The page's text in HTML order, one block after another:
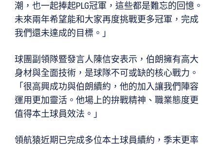
潮，也一起捧起PLG冠軍，這些都是難忘的回憶。
未來兩年希望能和大家再度挑戰更多冠軍，完成
我們還未達成的目標。」
球團副領隊暨發言人陳信安表示，伯朗擁有高大
身材與全面技術，是球隊不可或缺的核心戰力。
「很高興成功與伯朗續約，他的加入讓我們陣容
運用更加靈活。他場上的拚戰精神、職業態度更
值得本土球員效法。」
領航猿近期已完成多位本土球員續約，季末更率